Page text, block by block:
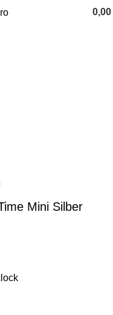
0,00
Mini Silber